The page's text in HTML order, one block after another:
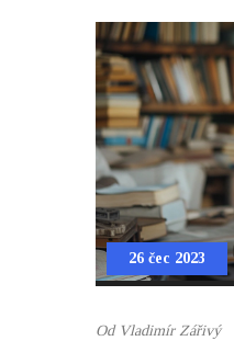
26 čec 2023
Od Vladimír Zářivý